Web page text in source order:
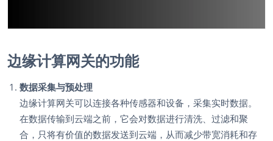
边缘计算网关的功能
数据采集与预处理
边缘计算网关可以连接各种传感器和设备，采集实时数据。
在数据传输到云端之前，它会对数据进行清洗、过滤和聚
合，只将有价值的数据发送到云端，从而减少带宽消耗和存